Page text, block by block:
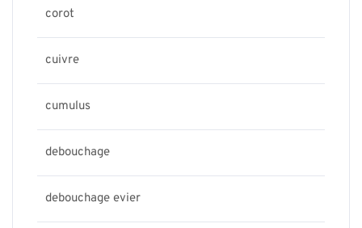
corot
cuivre
cumulus
debouchage
debouchage evier